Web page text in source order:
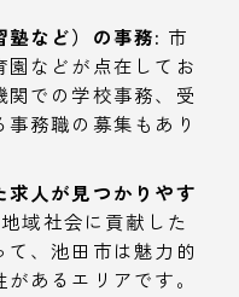
塾など）の事務: 市
園などが点在してお
関での学校事務、受
務職の募集もあり
人が見つかりやす
域社会に貢献した
て、池田市は魅力的
あるエリアです。